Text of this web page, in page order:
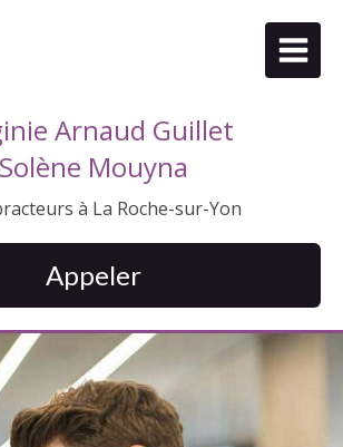
Arnaud Guillet
Solène Mouyna
à La Roche-sur-Yon
Appeler